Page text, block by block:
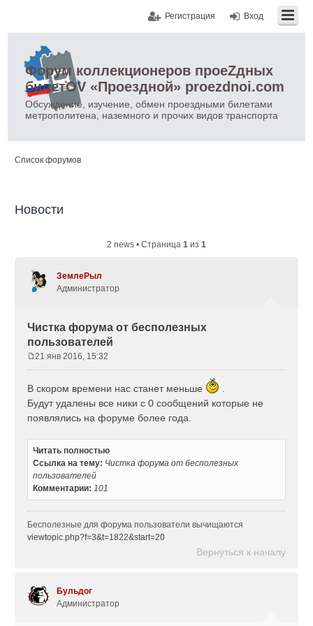
Вход
Регистрация
Форум коллекционеров проеZдных
билетOV «Проездной» proezdnoi.com
Обсуждение, изучение, обмен проездными билетами
метрополитена, наземного и прочих видов транспорта
Список форумов
Новости
2 news • Страница 1 из 1
ЗемлеРыл
Администратор
Чистка форума от бесполезных
пользователей
о
б
щ
н
и
е
21 янв 2016, 15:32
В скором времени нас станет меньше
Будут удалены все ники с 0 сообщений которые не
появлялись на форуме более года.
Читать полностью
Ссылка на тему: Чистка форума от бесполезных
пользователей
Комментарии: 101
Бесполезные для форума пользователи вычищаются
viewtopic.php?f=3&t=1822&start=20
Вернуться к началу
Бульдог
Администратор